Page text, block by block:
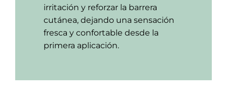
irritación y reforzar la barrera
cutánea, dejando una sensación
fresca y confortable desde la
primera aplicación.